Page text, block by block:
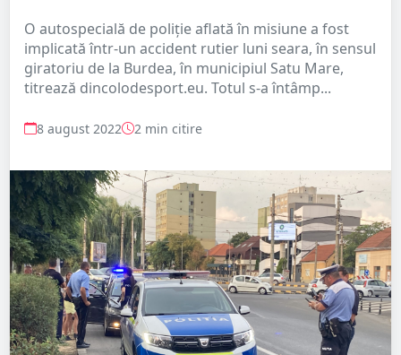
O autospecială de poliție aflată în misiune a fost
implicată într-un accident rutier luni seara, în sensul
giratoriu de la Burdea, în municipiul Satu Mare,
titrează dincolodesport.eu. Totul s-a întâmp...
8 august 2022 2 min citire